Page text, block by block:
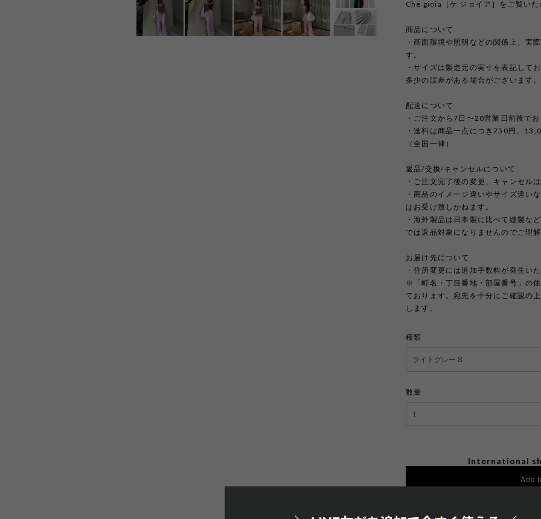
Che gioia［ケ ジョイア］をご覧い
商品について
・画面環境や照明などの関係上、実
す。
・サイズは製造元の実寸を表記して
多少の誤差がある場合がございます。
配送について
・ご注文から7日〜20営業日前後で
・送料は商品一点につき750円、
（全国一律）
返品/交換/キャンセルについて
・ご注文完了後の変更、キャンセル
・商品のイメージ違いやサイズ違い
はお受け致しかねます。
・海外製品は日本製に比べて縫製な
では返品対象になりませんのでご理
お届け先について
・住所変更には追加手数料が発生い
※「町名・丁目番地・部屋番号」の
ております。宛先を十分にご確認の
します。
種類
数量
International
Add